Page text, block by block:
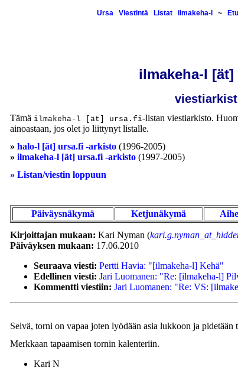
Ursa Viestintä Listat ilmakeha-l ~
ilmakeha-l [ät]
Tämä ilmakeha-l [ät] ursa.fi-listan viestiarkisto.
ainoastaan, jos olet jo liittynyt listalle.
» halo-l [ät] ursa.fi -arkisto (1996-2005)
» ilmakeha-l [ät] ursa.fi -arkisto (1997-2005)
» Listan/viestin loppuun
Päiväysnäkymä Ketjunäkymä
Kirjoittajan mukaan: Kari Nyman (
Päiväyksen mukaan: 17.06.2010
Seuraava viesti: Pertti Havia: "[ilmakeha-l] Kehä"
Edellinen viesti: Jari Luomanen: "Re: [ilmakeha-l]
Kommentti viestiin: Jari Luomanen: "Re: VS:
Selvä, torni on vapaa joten lyödään asia lukkoon ja
Merkkaan tapaamisen tornin kalenteriin.
Kari N